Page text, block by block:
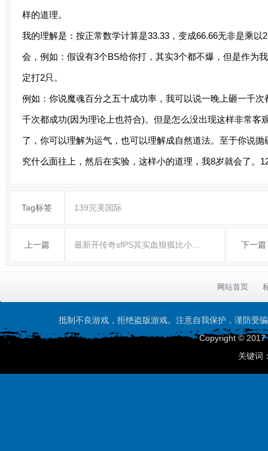
样的道理。
我的理解是：按正常数学计算是33.33，变成66.66无非是乘
会，例如：假设有3个BS给你打，其实3个都不爆，但是作为
定打2只。
例如：你说魔魂百分之五十成功率，我可以说一晚上砸一千
千次都成功(因为理论上也符合)。但是怎么没出现这样非常客
了，你可以理解为运气，也可以理解成自然道法。至于你说
究什么面往上，然后在实验，这样小的道理，我8岁就会了。
Tag标签 139完美国际
上一篇 最新开传奇sfPS其实血狼狐比小… 下一篇
网站首页
抵制不良游戏，拒绝盗版游戏。注意自我保护，谨防受
Copyright © 2017
关键词